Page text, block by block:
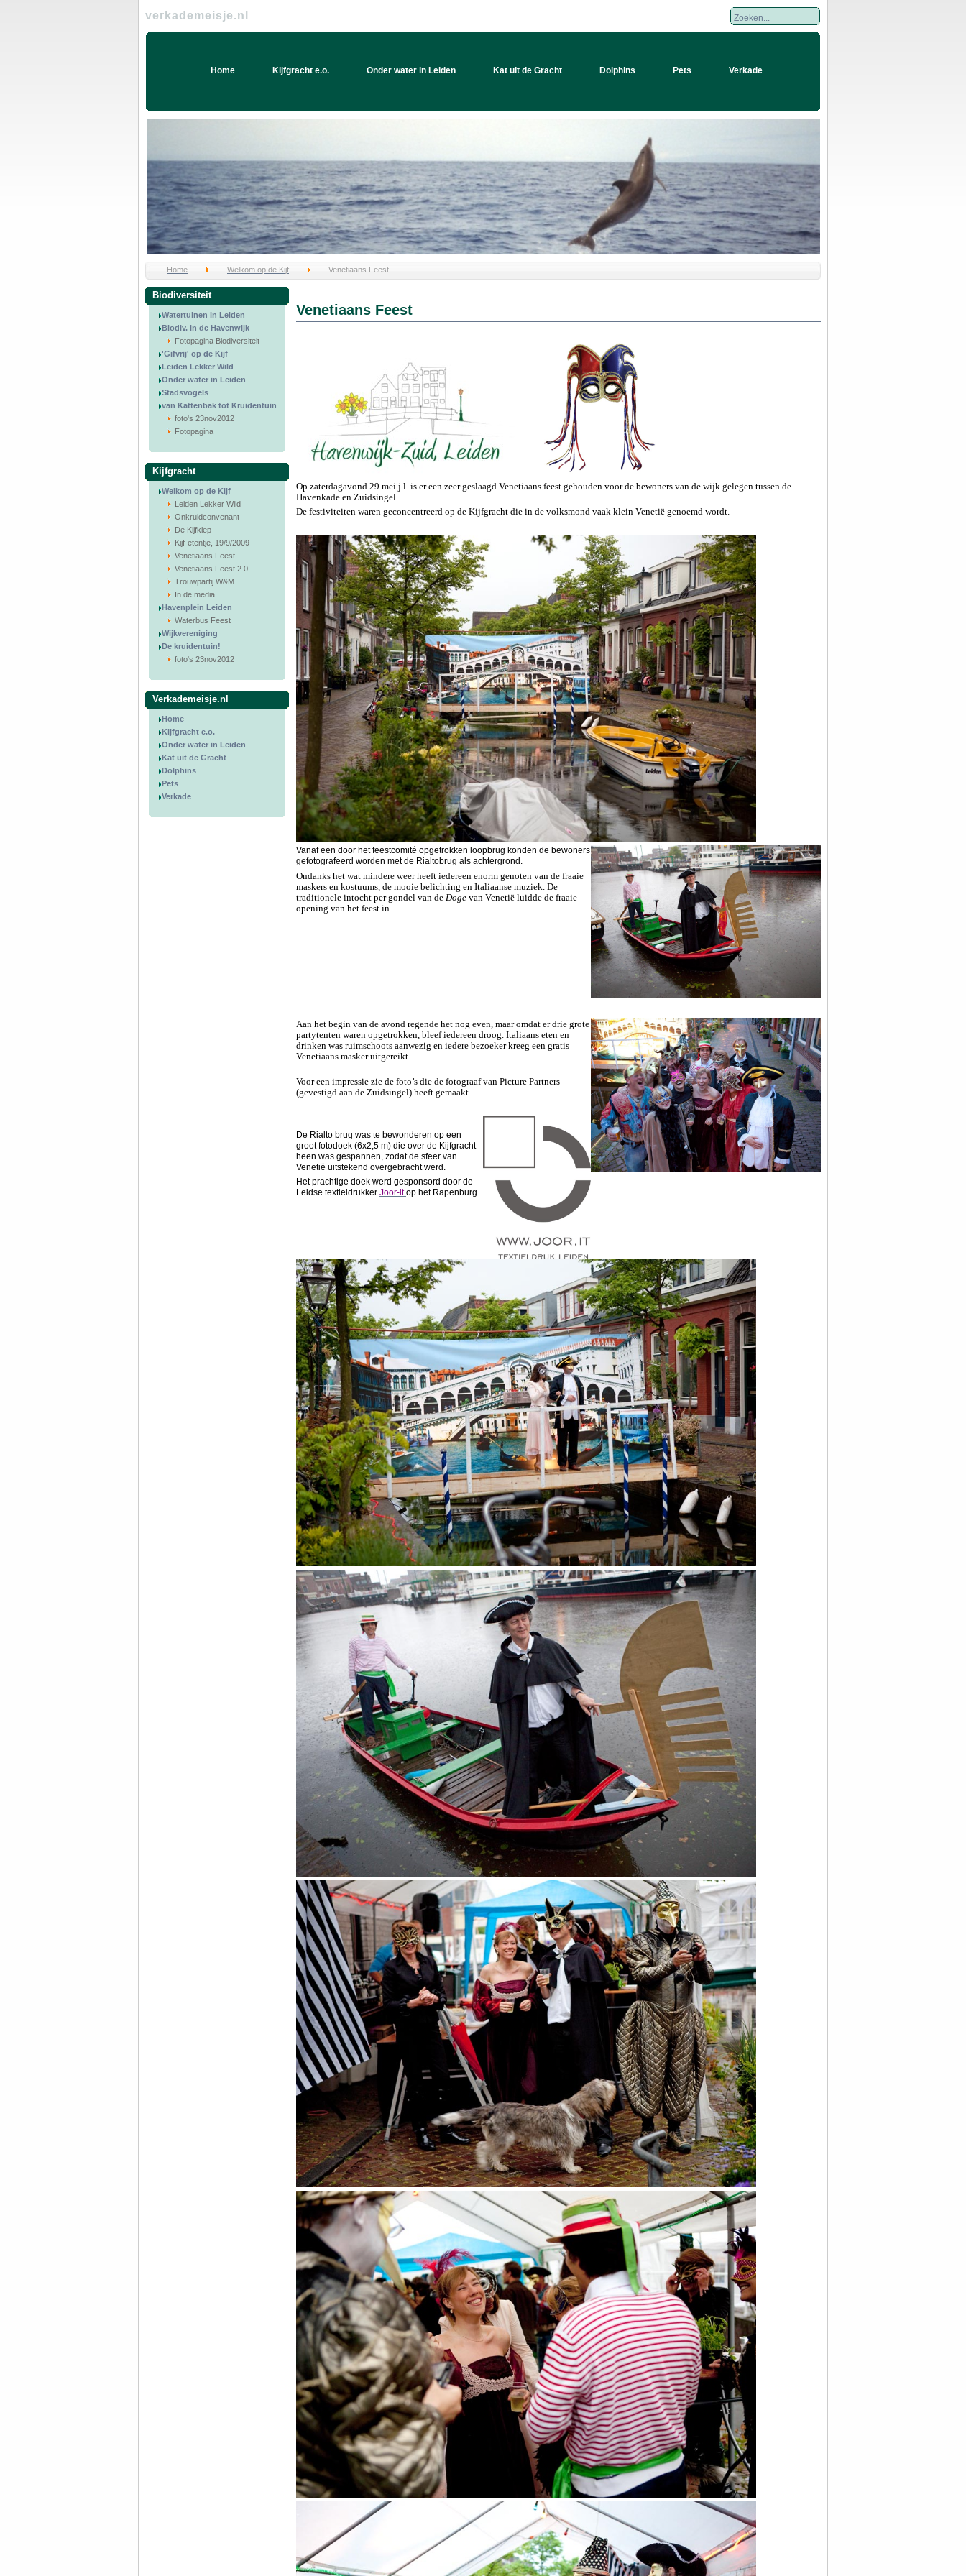
verkademeisje.nl
Home Kijfgracht e.o. Onder water in Leiden Kat uit de Gracht Dolphins Pets Verkade
Home Welkom op de Kijf Venetiaans Feest
Biodiversiteit
Watertuinen in Leiden
Biodiv. in de Havenwijk
Fotopagina Biodiversiteit
'Gifvrij' op de Kijf
Leiden Lekker Wild
Onder water in Leiden
Stadsvogels
van Kattenbak tot Kruidentuin
foto's 23nov2012
Fotopagina
Kijfgracht
Welkom op de Kijf
Leiden Lekker Wild
Onkruidconvenant
De Kijfklep
Kijf-etentje, 19/9/2009
Venetiaans Feest
Venetiaans Feest 2.0
Trouwpartij W&M
In de media
Havenplein Leiden
Waterbus Feest
Wijkvereniging
De kruidentuin!
foto's 23nov2012
Verkademeisje.nl
Home
Kijfgracht e.o.
Onder water in Leiden
Kat uit de Gracht
Dolphins
Pets
Verkade
Venetiaans Feest
Op zaterdagavond 29 mei j.l. is er een zeer geslaagd Venetiaans feest gehouden voor de bewoners van de wijk gelegen tussen de
Havenkade en Zuidsingel.
De festiviteiten waren geconcentreerd op de Kijfgracht die in de volksmond vaak klein Venetië genoemd wordt.
Vanaf een door het feestcomité opgetrokken loopbrug konden de bewoners
gefotografeerd worden met de Rialtobrug als achtergrond.
Ondanks het wat mindere weer heeft iedereen enorm genoten van de fraaie
maskers en kostuums, de mooie belichting en Italiaanse muziek. De
traditionele intocht per gondel van de Doge van Venetië luidde de fraaie
opening van het feest in.
Aan het begin van de avond regende het nog even, maar omdat er drie grote
partytenten waren opgetrokken, bleef iedereen droog. Italiaans eten en
drinken was ruimschoots aanwezig en iedere bezoeker kreeg een gratis
Venetiaans masker uitgereikt.
Voor een impressie zie de foto’s die de fotograaf van Picture Partners
(gevestigd aan de Zuidsingel) heeft gemaakt.
De Rialto brug was te bewonderen op een
groot fotodoek (6x2,5 m) die over de Kijfgracht
heen was gespannen, zodat de sfeer van
Venetië uitstekend overgebracht werd.
Het prachtige doek werd gesponsord door de
Leidse textieldrukker Joor-itop het Rapenburg.